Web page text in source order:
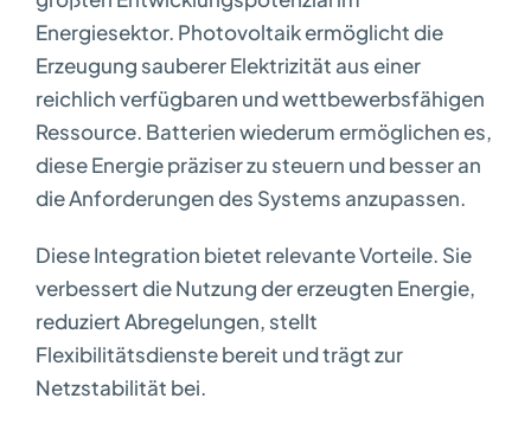
Energiesektor. Photovoltaik ermöglicht die
Erzeugung sauberer Elektrizität aus einer
reichlich verfügbaren und wettbewerbsfähigen
Ressource. Batterien wiederum ermöglichen es,
diese Energie präziser zu steuern und besser an
die Anforderungen des Systems anzupassen.
Diese Integration bietet relevante Vorteile. Sie
verbessert die Nutzung der erzeugten Energie,
reduziert Abregelungen, stellt
Flexibilitätsdienste bereit und trägt zur
Netzstabilität bei.